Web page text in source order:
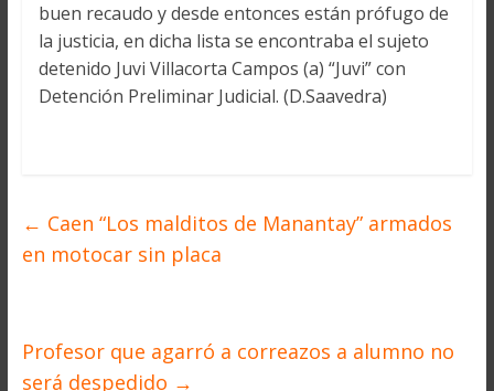
buen recaudo y desde entonces están prófugo de
la justicia, en dicha lista se encontraba el sujeto
detenido Juvi Villacorta Campos (a) “Juvi” con
Detención Preliminar Judicial. (D.Saavedra)
← Caen “Los malditos de Manantay” armados
en motocar sin placa
Profesor que agarró a correazos a alumno no
será despedido →